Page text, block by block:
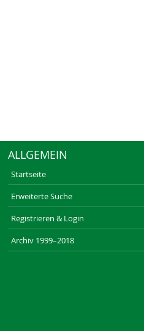
ALLGEMEIN
Startseite
Erweiterte Suche
Registrieren & Login
Archiv 1999–2018